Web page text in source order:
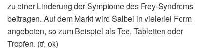
zu einer Linderung der Symptome des Frey-Syndroms
beitragen. Auf dem Markt wird Salbei in vielerlei Form
angeboten, so zum Beispiel als Tee, Tabletten oder
Tropfen. (tf, ok)